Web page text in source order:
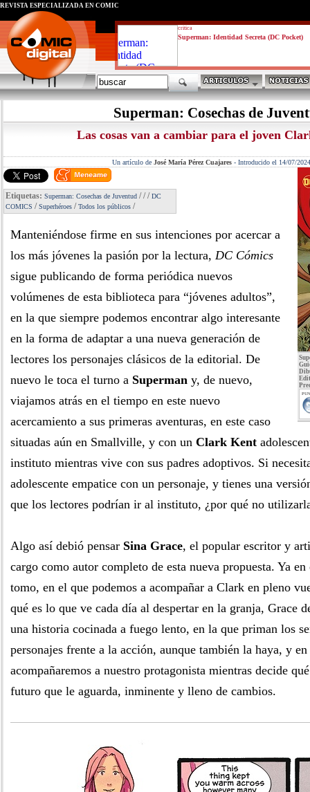
critica
Superman: Identidad Secreta (DC Pocket)
REVISTA ESPECIALIZADA EN CÓMIC
Superman: Cosechas de
Las cosas van a cambiar para el joven
Un artículo de José María Pérez Cuajares- Introducido el 14/07/2024
Etiquetas: Superman: Cosechas de Juventud ///DC
COMICS /Superhéroes /Todos los públicos /
Manteniéndose firme en sus intenciones por acercar a
los más jóvenes la pasión por la lectura, DC Cómics
sigue publicando de forma periódica nuevos
volúmenes de esta biblioteca para “jóvenes adultos”,
en la que siempre podemos encontrar algo interesante
en la forma de adaptar a una nueva generación de
lectores los personajes clásicos de la editorial. De
nuevo le toca el turno a Superman y, de nuevo,
viajamos atrás en el tiempo en este nuevo
acercamiento a sus primeras aventuras, en este caso
situadas aún en Smallville, y con un Clark Kent
instituto mientras vive con sus padres adoptivos. Si
adolescente empatice con un personaje, y tienes una
que los lectores podrían ir al instituto, ¿por qué no
Algo así debió pensar Sina Grace, el popular escritor y
cargo como autor completo de esta nueva propuesta. Ya
tomo, en el que podemos a acompañar a Clark en pleno
qué es lo que ve cada día al despertar en la granja, Grace
una historia cocinada a fuego lento, en la que priman los
personajes frente a la acción, aunque también la haya, y
acompañaremos a nuestro protagonista mientras decide
futuro que le aguarda, inminente y lleno de cambios.